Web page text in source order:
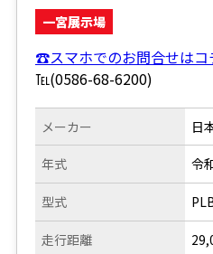
一宮展示場
☎スマホでのお問合せはコ
℡(0586-68-6200)
メーカー
年式
型式
走行距離
日
令